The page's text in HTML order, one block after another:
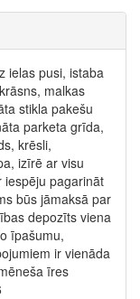
ielas pusi, istaba
malkas
stikla pakešu
parketa grīda,
krēsli,
izīrē ar visu
pagarināt
būs jāmaksā par
depozīts viena
īpašumu,
ir vienāda
īres